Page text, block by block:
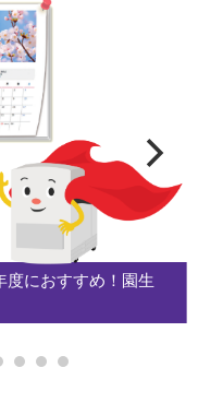
度におすすめ！園生